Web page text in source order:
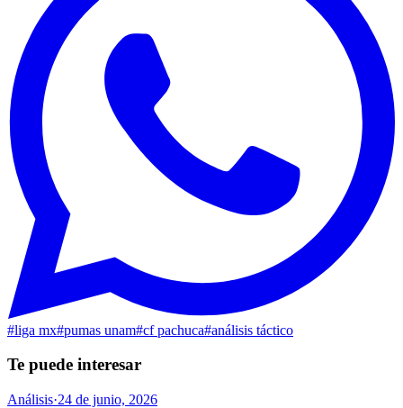
#liga mx#pumas unam#cf pachuca#análisis táctico
Te puede interesar
Análisis·24 de junio, 2026